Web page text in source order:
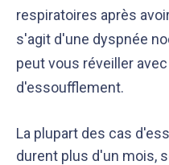
respiratoires après
s'agit d'une dyspnée
peut vous réveiller
d'essoufflement.
La plupart des cas
durent plus d'un mois,